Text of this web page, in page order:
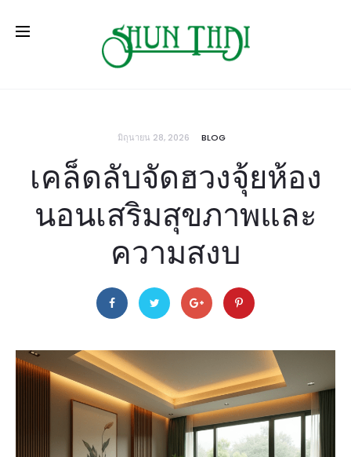
มิถุนายน 28, 2026 BLOG
เคล็ดลับจัดฮวงจุ้ยห้อง
นอนเสริมสุขภาพและ
ความสงบ